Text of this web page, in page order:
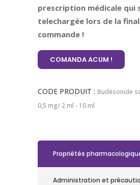
prescription médicale qui
telechargée lors de la
commande !
COMANDA ACUM !
CODE PRODUIT : Budésonide
0,5 mg/ 2 ml - 10 ml
Propriétés
Administration et